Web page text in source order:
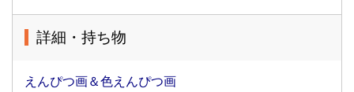
詳細・持ち物
えんぴつ画＆色えんぴつ画